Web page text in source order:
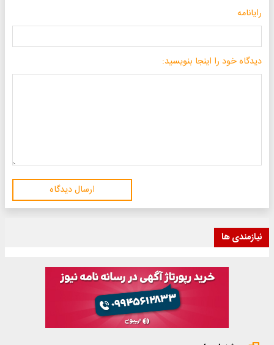
رایانامه
دیدگاه خود را اینجا بنویسید:
ارسال دیدگاه
نیازمندی ها